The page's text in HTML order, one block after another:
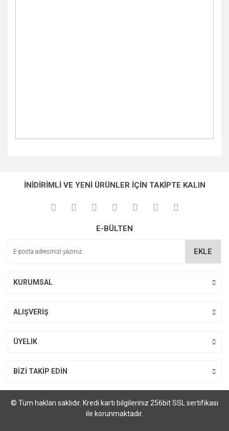
Yorum Yaz
kullanarak tarafımıza iletebilirsiniz.
Görüş ve önerileriniz için teşekkür ederiz.
Ürün açıklamasında eksik bilgiler bulunuyor.
İNİDİRİMLİ VE YENİ ÜRÜNLER İÇİN TAKİPTE KALIN
E-BÜLTEN
EKLE
KURUMSAL
ALIŞVERİŞ
ÜYELİK
BİZİ TAKİP EDİN
© Tüm hakları saklıdır. Kredi kartı bilgileriniz 256bit SSL sertifikası
ile korunmaktadır.